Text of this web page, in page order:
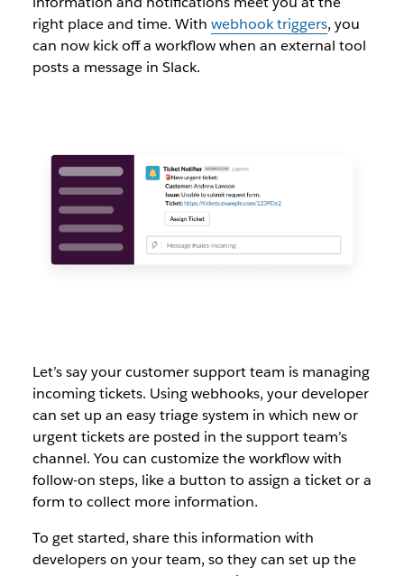
right place and time. With webhook triggers, you
can now kick off a workflow when an external tool
posts a message in Slack.
Let’s say your customer support team is managing
incoming tickets. Using webhooks, your developer
can set up an easy triage system in which new or
urgent tickets are posted in the support team’s
channel. You can customize the workflow with
follow-on steps, like a button to assign a ticket or a
form to collect more information.
To get started, share this information with
developers on your team, so they can set up the